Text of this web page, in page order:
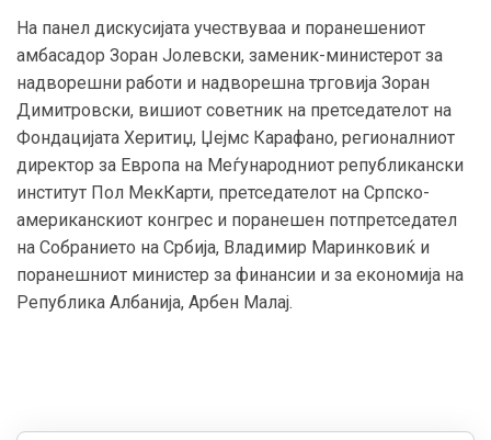
На панел дискусијата учествуваа и поранешениот
амбасадор Зоран Јолевски, заменик-министерот за
надворешни работи и надворешна трговија Зоран
Димитровски, вишиот советник на претседателот на
Фондацијата Херитиџ, Џејмс Карафано, регионалниот
директор за Европа на Меѓународниот републикански
институт Пол МекКарти, претседателот на Српско-
американскиот конгрес и поранешен потпретседател
на Собранието на Србија, Владимир Маринковиќ и
поранешниот министер за финансии и за економија на
Република Албанија, Арбен Малај.